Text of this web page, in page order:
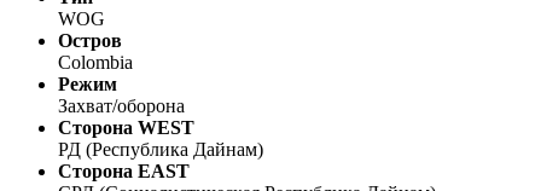
WOG
Остров
Colombia
Режим
Захват/оборона
Сторона WEST
РД (Республика Дайнам)
Сторона EAST